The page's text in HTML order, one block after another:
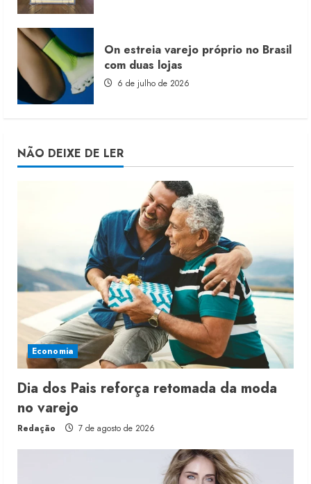
On estreia varejo próprio no Brasil
com duas lojas
6 de julho de 2026
NÃO DEIXE DE LER
Economia
Dia dos Pais reforça retomada da moda
no varejo
Redação 7 de agosto de 2026